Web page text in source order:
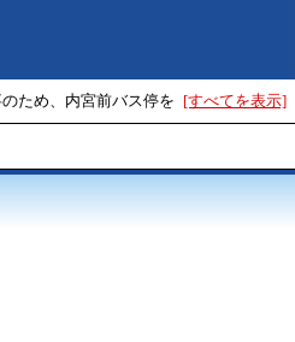
ため、内宮前バス停を [すべてを表示]